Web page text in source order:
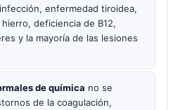
enfermedad tiroidea,
deficiencia de B12,
y la mayoría de las lesiones
de química no se
de la coagulación,